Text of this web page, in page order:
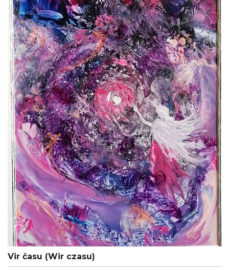
Vir času (Wir czasu)